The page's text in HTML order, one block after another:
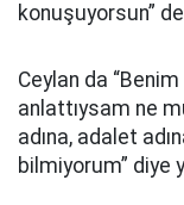
konuşuyorsun”
Ceylan da
anlattıysam ne
adına, adalet
bilmiyorum” diye